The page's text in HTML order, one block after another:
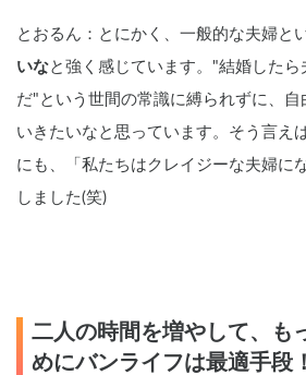
とおるん：とにかく、一般的な夫婦と
いなと強く感じています。"結婚したら
だ"という世間の常識に縛られずに、自
いきたいなと思っています。そう言え
にも、「私たちはクレイジーな夫婦に
しました(笑)
二人の時間を増やして、も
めにバンライフは最適手段！